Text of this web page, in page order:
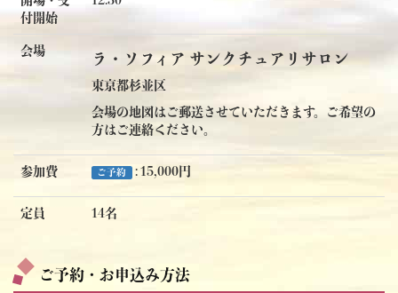
付開始
会場 ラ・ソフィア サンクチュアリサロン
東京都杉並区
会場の地図はご郵送させていただきます。ご希望の
方はご連絡ください。
参加費 ご予約 : 15,000円
定員 14名
ご予約・お申込み方法